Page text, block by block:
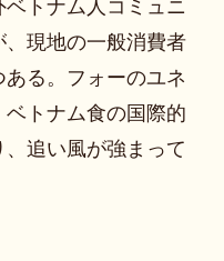
トナム人コミュニ
現地の一般消費者
る。フォーのユネ
トナム食の国際的
追い風が強まって